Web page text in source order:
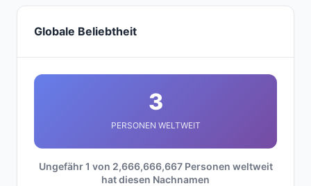
Globale Beliebtheit
3
PERSONEN WELTWEIT
Ungefähr 1 von 2,666,666,667 Personen weltweit
hat diesen Nachnamen